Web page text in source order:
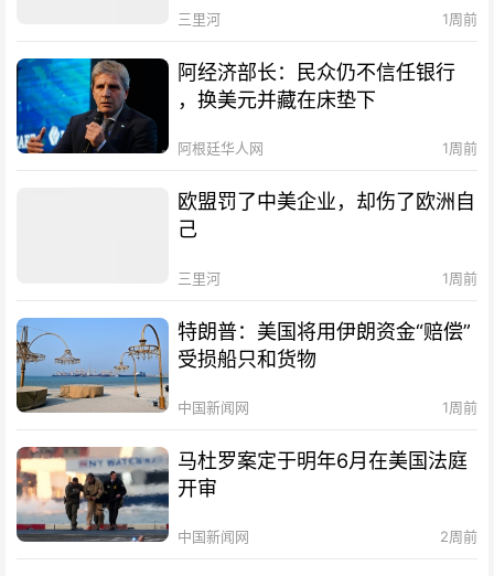
三里河 1周前
阿经济部长：民众仍不信任银行
，换美元并藏在床垫下
阿根廷华人网 1周前
欧盟罚了中美企业，却伤了欧洲自
己
三里河 1周前
特朗普：美国将用伊朗资金“赔偿”
受损船只和货物
中国新闻网 1周前
马杜罗案定于明年6月在美国法庭
开审
中国新闻网 2周前